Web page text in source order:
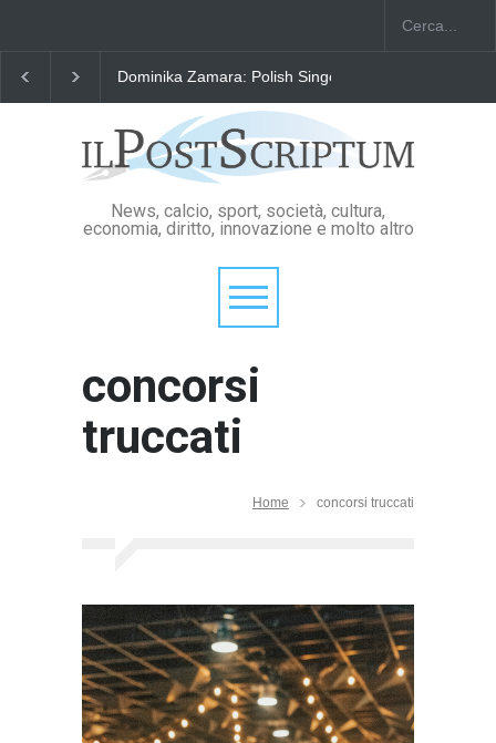
Dominika Zamara: Polish Singers' Alliance ofAmerica
News, calcio, sport, società, cultura,
economia, diritto, innovazione e molto altro
concorsi
truccati
Home concorsi truccati